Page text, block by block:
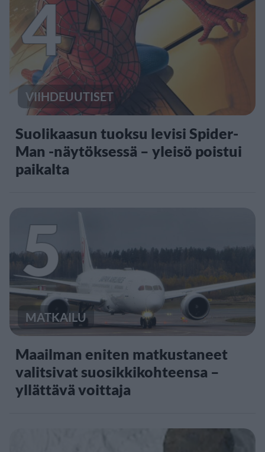
4
VIIHDEUUTISET
Suolikaasun tuoksu levisi Spider-
Man -näytöksessä – yleisö poistui
paikalta
5
MATKAILU
Maailman eniten matkustaneet
valitsivat suosikkikohteensa –
yllättävä voittaja